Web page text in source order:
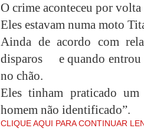
O crime aconteceu por
Eles estavam numa moto
Ainda de acordo com
disparos e quando entrou
no chão.
Eles tinham praticado
homem não identificado”.
CLIQUE AQUI PARA CONTINUAR